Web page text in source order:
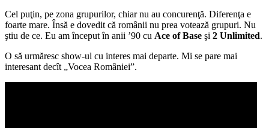
Cel puţin, pe zona grupurilor, chiar nu au concurenţă. Diferenţa e
foarte mare. Însă e dovedit că românii nu prea votează grupuri. Nu
ştiu de ce. Eu am început în anii ’90 cu Ace of Base şi 2 Unlimited.
O să urmăresc show-ul cu interes mai departe. Mi se pare mai
interesant decît „Vocea României”.